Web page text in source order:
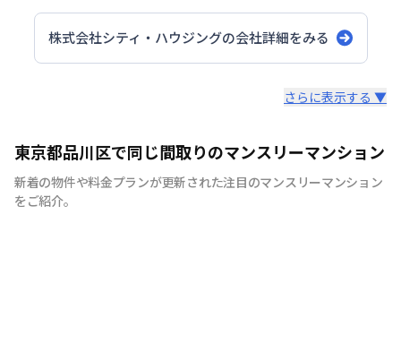
株式会社シティ・ハウジングの会社詳細をみる
シティマンスリーでは家具・家電・生活用品を90品目以上
ご用意しております。 引越しの際に、普段では見逃しそ
うな物まで全て揃えたマンスリーマンションは多くのお客
様に喜ばれています。 シティマンスリーでは、お客様が快
さらに表示する ▼
東京都品川区で同じ間取りのマンスリーマンション
新着の物件や料金プランが更新された注目のマンスリーマンション
をご紹介。